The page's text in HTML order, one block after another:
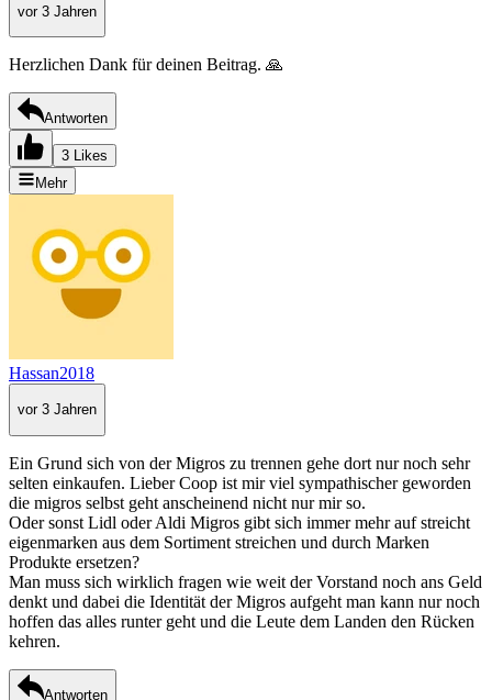
vor 3 Jahren
Herzlichen Dank für deinen Beitrag. 🙏
Antworten
3 Likes
Mehr
Hassan2018
vor 3 Jahren
Ein Grund sich von der Migros zu trennen gehe dort nur noch sehr
selten einkaufen. Lieber Coop ist mir viel sympathischer geworden
die migros selbst geht anscheinend nicht nur mir so.
Oder sonst Lidl oder Aldi Migros gibt sich immer mehr auf streicht
eigenmarken aus dem Sortiment streichen und durch Marken
Produkte ersetzen?
Man muss sich wirklich fragen wie weit der Vorstand noch ans Geld
denkt und dabei die Identität der Migros aufgeht man kann nur noch
hoffen das alles runter geht und die Leute dem Landen den Rücken
kehren.
Antworten